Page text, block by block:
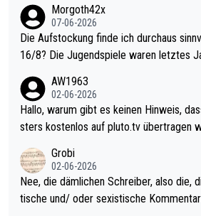
Morgoth42x
07-06-2026
Die Aufstockung finde ich durchaus
16/8? Die Jugendspiele waren letztes Jahr durchaus sehr kurz
Allerdings ist Mitchell Lawrie als Nummer 1 der Welt eh qualifi
ziert. Somit ändert die automatische
sters erstmal nichts. Ich denke sie wollen damit für nächstes J
ohl wenig WDF Turniere spielen. Dies
es Jahr der Fall. Er musste als
den Qualifier und ich glaube kaum, dass
gas) antun würde, wenn er doch
AW1963
02-06-2026
Hallo, warum gibt es keinen Hinweis, dass die Nordic Darts Ma
sters kostenlos auf pluto.tv übertragen
Grobi
02-06-2026
Nee, die dämlichen Schreiber, also die,
tische und/ oder sexistische